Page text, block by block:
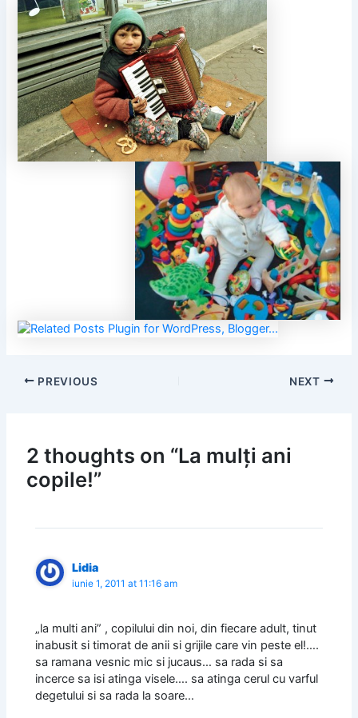
PREVIOUS NEXT
2 thoughts on “La mulți ani
copile!”
Lidia
iunie 1, 2011 at 11:16 am
„la multi ani” , copilului din noi, din fiecare adult, tinut
inabusit si timorat de anii si grijile care vin peste el!….
sa ramana vesnic mic si jucaus… sa rada si sa
incerce sa isi atinga visele…. sa atinga cerul cu varful
degetului si sa rada la soare…